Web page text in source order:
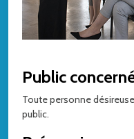
Public
Toute personne
public.